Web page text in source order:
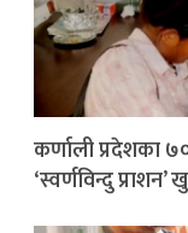
कर्णाली प्रदेशका
‘स्वर्णविन्दु प्राशन’